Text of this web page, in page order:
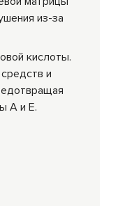
из-за
кислоты.
и
А и Е.